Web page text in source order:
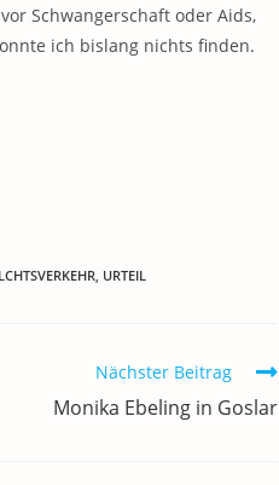
Schwangerschaft oder Aids,
ich bislang nichts finden.
, URTEIL
Nächster Beitrag
Monika Ebeling in Goslar